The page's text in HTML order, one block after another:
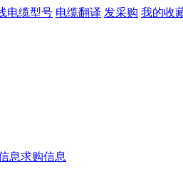
电缆型号 电缆翻译 发采购 我的收
息求购信息